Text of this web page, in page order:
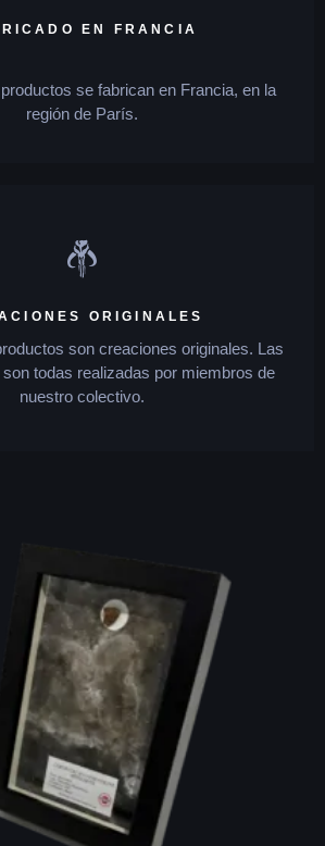
EN FRANCIA
se fabrican en Francia, en la
región de París.
ORIGINALES
son creaciones originales. Las
todas realizadas por miembros de
nuestro colectivo.